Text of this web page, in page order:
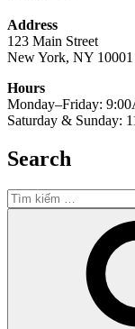
Address
123 Main Street
New York, NY 10001
Hours
Monday–Friday:
Saturday & Sunday:
Search
Tìm
kiếm: